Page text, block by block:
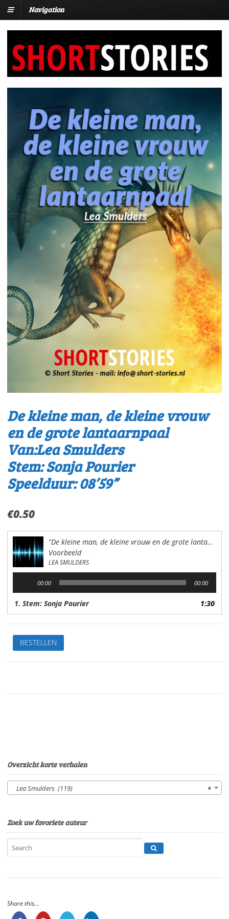
Navigation
De kleine man, de kleine vrouw
en de grote lantaarnpaal
Van:Lea Smulders
Stem: Sonja Pourier
Speelduur: 08’59”
€0.50
“De kleine man, de kleine vrouw en de grote lantaarnpaal”
Voorbeeld
LEA SMULDERS
00:00 00:00
1. Stem: Sonja Pourier 1:30
De
kleine
man,
vrouwen
08'59"
aantal
BESTELLEN
Overzicht korte verhalen
×
Lea Smulders (119)
Zoek uw favoriete auteur
Share this...